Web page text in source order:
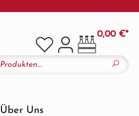
0,00 €*
Über Uns